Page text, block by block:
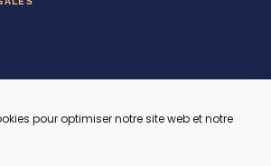
pour optimiser notre site web et notre